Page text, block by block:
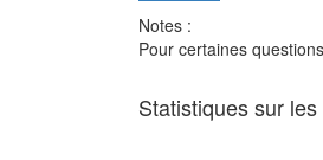
Notes :
Pour certaines
Statistiques sur